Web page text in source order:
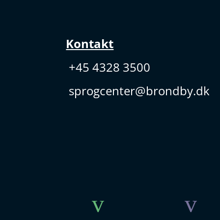
Kontakt
+45 4328 3500
sprogcenter@brondby.dk
v v